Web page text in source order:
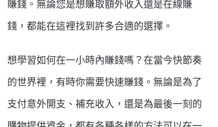
賺錢。無論您是想賺取額外收入還是在線賺
錢，都能在這裡找到許多合適的選擇。
想學習如何在一小時內賺錢嗎？在當今快節奏
的世界裡，有時你需要快速賺錢。無論是為了
支付意外開支、補充收入，還是為最後一刻的